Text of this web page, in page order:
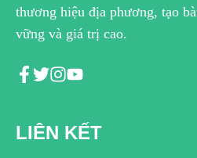
thương hiệu địa phương, tạo
vững và giá trị cao.
LIÊN KẾT